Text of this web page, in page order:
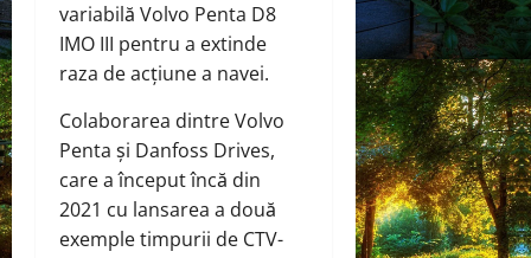
variabilă Volvo Penta D8
IMO III pentru a extinde
raza de acțiune a navei.
Colaborarea dintre Volvo
Penta și Danfoss Drives,
care a început încă din
2021 cu lansarea a două
exemple timpurii de CTV-